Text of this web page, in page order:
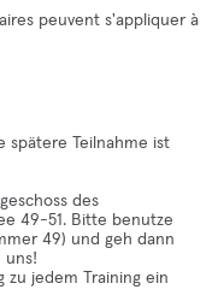
peuvent s'appliquer à
spätere Teilnahme ist
des
49-51. Bitte benutze
49) und geh dann
uns!
jedem Training ein